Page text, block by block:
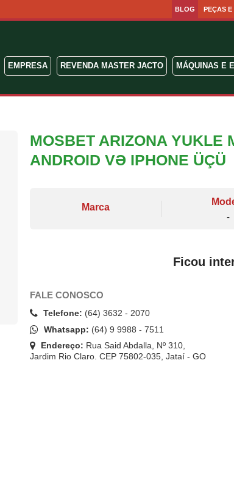
BLOG PEÇAS E
EMPRESA REVENDA MASTER JACTO MÁQUINAS E
MOSBET ARIZONA YUKLE
ANDROID VƏ IPHONE ÜÇÜ
Marca
-
Ficou
FALE CONOSCO
Telefone: (64) 3632 - 2070
Whatsapp: (64) 9 9988 - 7511
Endereço: Rua Said Abdalla, Nº 310,
Jardim Rio Claro. CEP 75802-035, Jataí - GO